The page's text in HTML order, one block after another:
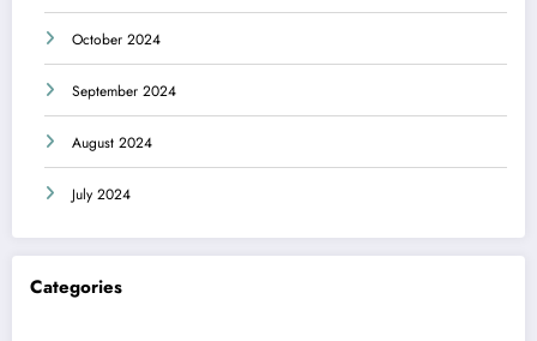
October 2024
September 2024
August 2024
July 2024
Categories